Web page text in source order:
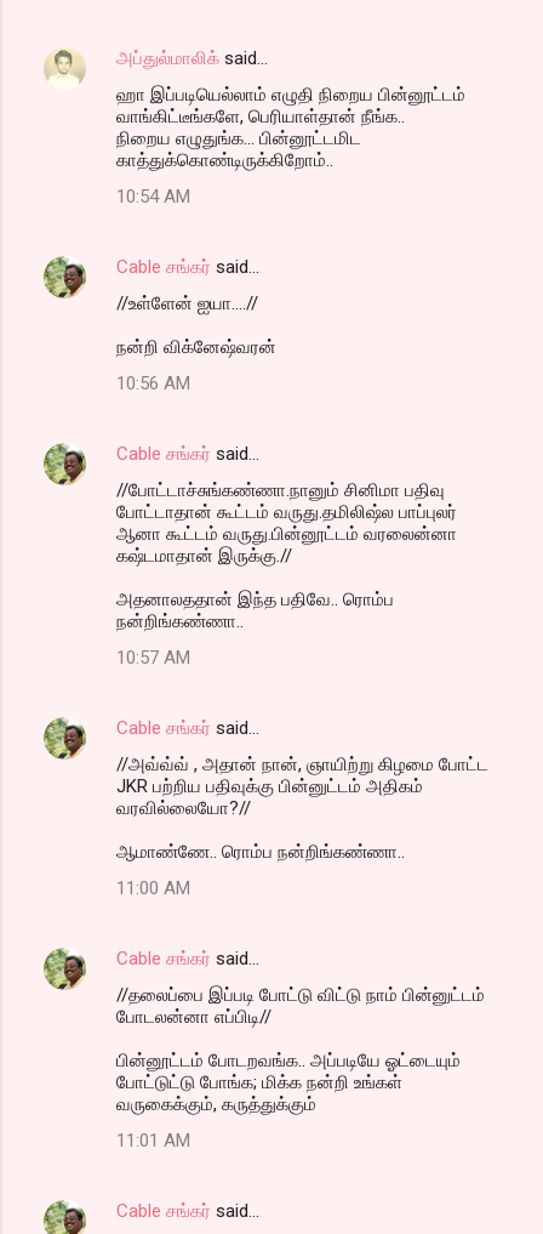
அப்துல்மாலிக் said…
ஹா இப்படியெல்லாம் எழுதி நிறைய பின்னூட்டம்
வாங்கிட்டீங்களே, பெரியாள்தான் நீங்க..
நிறைய எழுதுங்க... பின்னூட்டமிட
காத்துக்கொண்டிருக்கிறோம்..
10:54 AM
Cable சங்கர் said…
//உள்ளேன் ஐயா....//
நன்றி விக்னேஷ்வரன்
10:56 AM
Cable சங்கர் said…
//போட்டாச்சுங்கண்ணா.நானும் சினிமா பதிவு
போட்டாதான் கூட்டம் வருது.தமிலிஷ்ல பாப்புலர்
ஆனா கூட்டம் வருது.பின்னூட்டம் வரலைன்னா
கஷ்டமாதான் இருக்கு.//
அதனாலததான் இந்த பதிவே.. ரொம்ப
நன்றிங்கண்ணா..
10:57 AM
Cable சங்கர் said…
//அவ்வ்வ் , அதான் நான், ஞாயிற்று கிழமை போட்ட
JKR பற்றிய பதிவுக்கு பின்னுட்டம் அதிகம்
வரவில்லையோ?//
ஆமாண்ணே.. ரொம்ப நன்றிங்கண்ணா..
11:00 AM
Cable சங்கர் said…
//தலைப்பை இப்படி போட்டு விட்டு நாம் பின்னுட்டம்
போடலன்னா எப்பிடி//
பின்னூட்டம் போடறவங்க.. அப்படியே ஓட்டையும்
போட்டுட்டு போங்க; மிக்க நன்றி உங்கள்
வருகைக்கும், கருத்துக்கும்
11:01 AM
Cable சங்கர் said…